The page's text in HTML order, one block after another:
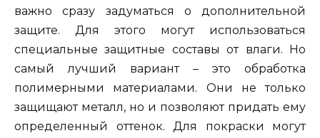
важно сразу задуматься о дополнительной
защите. Для этого могут использоваться
специальные защитные составы от влаги. Но
самый лучший вариант – это обработка
полимерными материалами. Они не только
защищают металл, но и позволяют придать ему
определенный оттенок. Для покраски могут